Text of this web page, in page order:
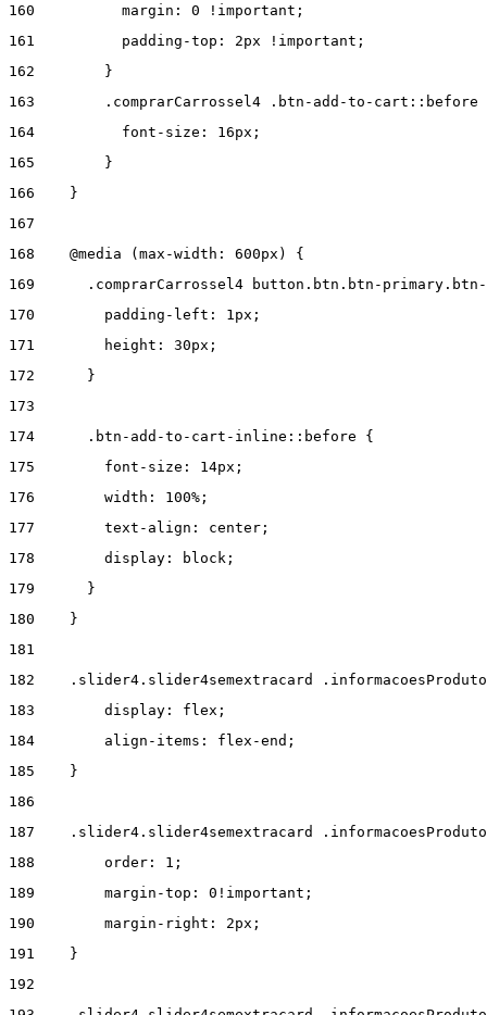
160
          margin: 0 !important;
161
          padding-top: 2px !important;
162
        }
163
.comprarCarrossel4 .btn-add-to-
164
          font-size: 16px;
165
        }
166
    }
167
168
    @media (max-width: 600px) {
169
.comprarCarrossel4 button.btn.btn-
170
        padding-left: 1px;
171
        height: 30px;
172
      }
173
174
      .btn-add-to-cart-inline::before {
175
        font-size: 14px;
176
        width: 100%;
177
        text-align: center;
178
        display: block;
179
      }
180
    }
181
182
.slider4.slider4semextracard
183
        display: flex;
184
        align-items: flex-end;
185
    }
186
187
.slider4.slider4semextracard
188
        order: 1;
189
        margin-top: 0!important;
190
        margin-right: 2px;
191
    }
192